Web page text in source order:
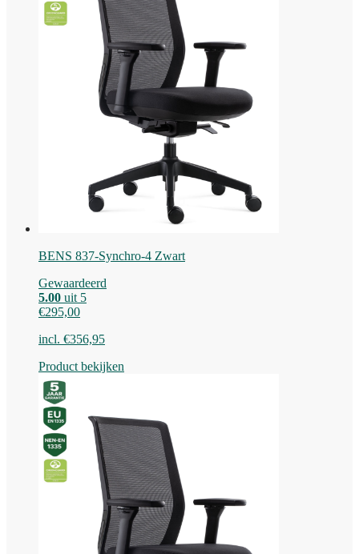
BENS 837-Synchro-4 Zwart
Gewaardeerd
5.00 uit 5
€295,00
incl. €356,95
Product bekijken